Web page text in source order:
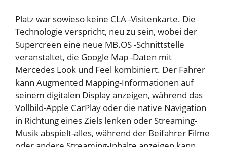
Platz war sowieso keine CLA -Visitenkarte. Die
Technologie verspricht, neu zu sein, wobei der
Supercreen eine neue MB.OS -Schnittstelle
veranstaltet, die Google Map -Daten mit
Mercedes Look und Feel kombiniert. Der Fahrer
kann Augmented Mapping-Informationen auf
seinem digitalen Display anzeigen, während das
Vollbild-Apple CarPlay oder die native Navigation
in Richtung eines Ziels lenken oder Streaming-
Musik abspielt-alles, während der Beifahrer Filme